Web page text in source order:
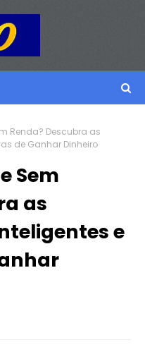
Renda? Descubra as
de Ganhar Dinheiro
Sem
as
e